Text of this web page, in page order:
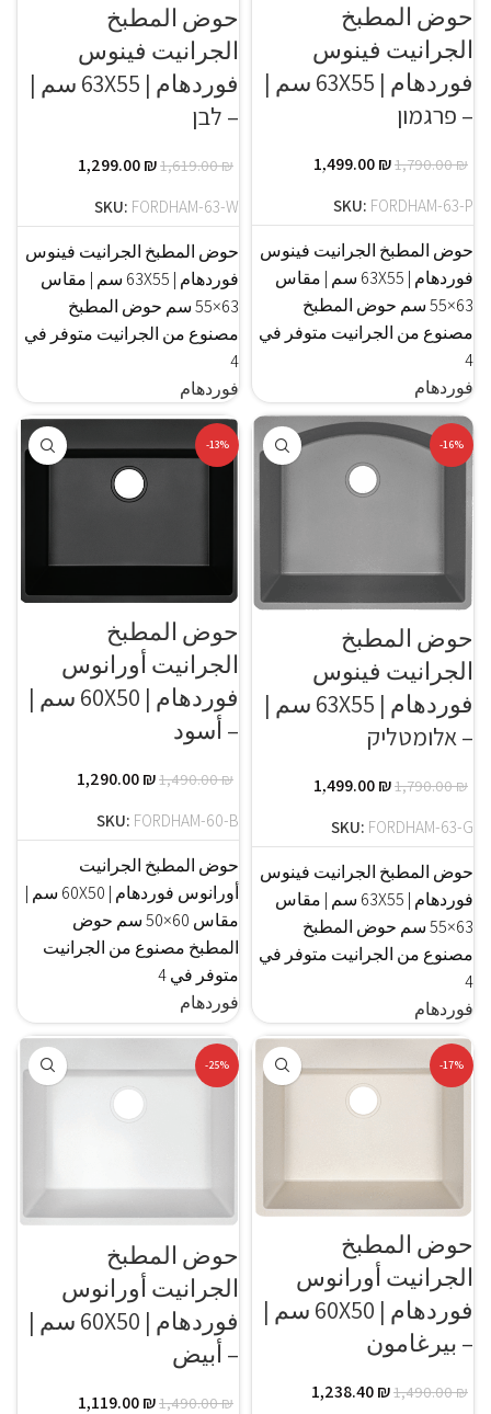
حوض المطبخ
الجرانيت فينوس
فوردهام | 63X55 سم |
– פרגמון
فوردهام
1,790.00₪
1,499.00₪
SKU: FORDHAM-63-P
حوض المطبخ الجرانيت فينوس
فوردهام | 63X55 سم | مقاس
63×55 سم حوض المطبخ
مصنوع من الجرانيت متوفر في
4
حوض المطبخ
الجرانيت فينوس
فوردهام | 63X55 سم |
– לבן
فوردهام
1,619.00₪
1,299.00₪
SKU: FORDHAM-63-W
حوض المطبخ الجرانيت فينوس
فوردهام | 63X55 سم | مقاس
63×55 سم حوض المطبخ
مصنوع من الجرانيت متوفر في
4
-16%
حوض المطبخ
الجرانيت فينوس
فوردهام | 63X55 سم |
– אלומטליק
فوردهام
1,790.00₪
1,499.00₪
SKU: FORDHAM-63-G
حوض المطبخ الجرانيت فينوس
فوردهام | 63X55 سم | مقاس
63×55 سم حوض المطبخ
مصنوع من الجرانيت متوفر في
4
-13%
حوض المطبخ
الجرانيت أورانوس
فوردهام | 60X50 سم |
– أسود
فوردهام
1,490.00₪
1,290.00₪
SKU: FORDHAM-60-B
حوض المطبخ الجرانيت
أورانوس فوردهام | 60X50 سم |
مقاس 60×50 سم حوض
المطبخ مصنوع من الجرانيت
متوفر في 4
-17%
حوض المطبخ
الجرانيت أورانوس
فوردهام | 60X50 سم |
– بيرغامون
1,490.00₪
1,238.40₪
-25%
حوض المطبخ
الجرانيت أورانوس
فوردهام | 60X50 سم |
– أبيض
1,490.00₪
1,119.00₪